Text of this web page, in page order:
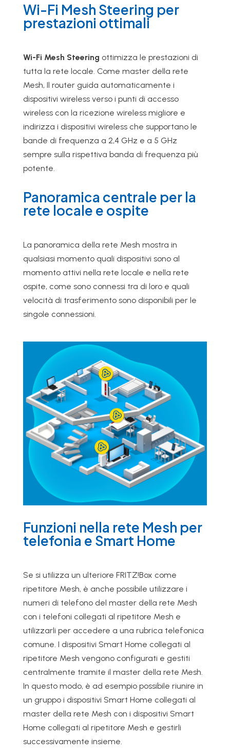
Wi-Fi Mesh Steering per
prestazioni ottimali
Wi-Fi Mesh Steering ottimizza le prestazioni di
tutta la rete locale. Come master della rete
Mesh, Il router guida automaticamente i
dispositivi wireless verso i punti di accesso
wireless con la ricezione wireless migliore e
indirizza i dispositivi wireless che supportano le
bande di frequenza a 2,4 GHz e a 5 GHz
sempre sulla rispettiva banda di frequenza più
potente.
Panoramica centrale per la
rete locale e ospite
La panoramica della rete Mesh mostra in
qualsiasi momento quali dispositivi sono al
momento attivi nella rete locale e nella rete
ospite, come sono connessi tra di loro e quali
velocità di trasferimento sono disponibili per le
singole connessioni.
Funzioni nella rete Mesh per
telefonia e Smart Home
Se si utilizza un ulteriore FRITZ!Box come
ripetitore Mesh, è anche possibile utilizzare i
numeri di telefono del master della rete Mesh
con i telefoni collegati al ripetitore Mesh e
utilizzarli per accedere a una rubrica telefonica
comune. I dispositivi Smart Home collegati al
ripetitore Mesh vengono configurati e gestiti
centralmente tramite il master della rete Mesh.
In questo modo, è ad esempio possibile riunire in
un gruppo i dispositivi Smart Home collegati al
master della rete Mesh con i dispositivi Smart
Home collegati al ripetitore Mesh e gestirli
successivamente insieme.